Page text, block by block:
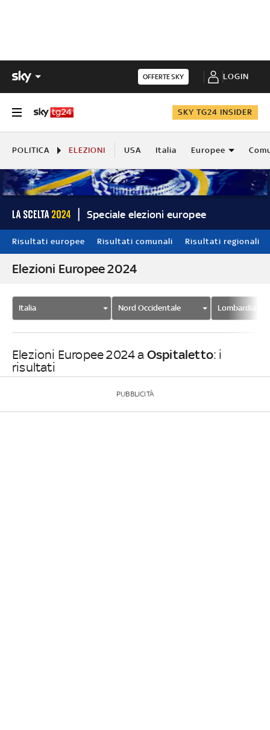
OFFERTE SKY LOGIN
SKY TG24 INSIDER
POLITICA ELEZIONI USA Italia Europee
Speciale elezioni europee
Risultati europee Risultati comunali Risultati regionali
Elezioni Europee 2024
Italia Nord Occidentale Lombardia
Elezioni Europee 2024 a Ospitaletto: i
risultati
PUBBLICITÀ